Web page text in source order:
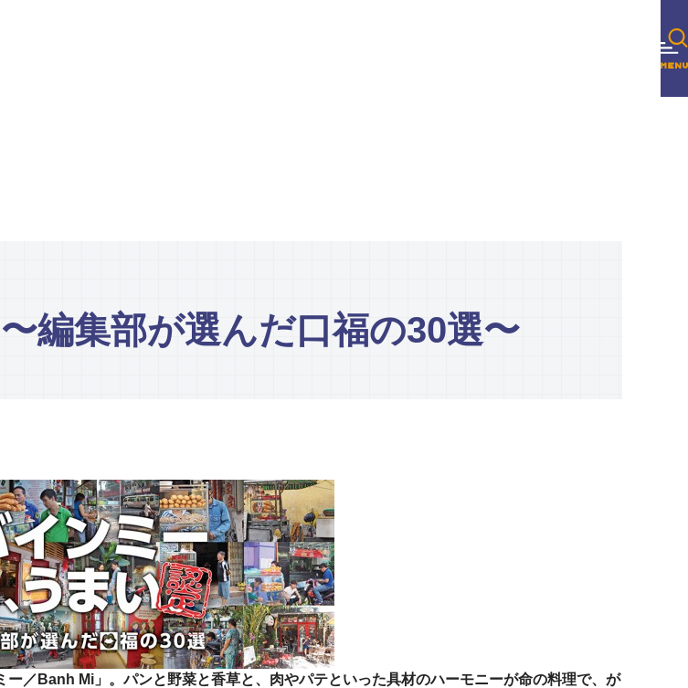
編集部が選んだ口福の30選〜
／Banh Mi」。パンと野菜と香草と、肉やパテといった具材のハーモニーが命の料理で、が